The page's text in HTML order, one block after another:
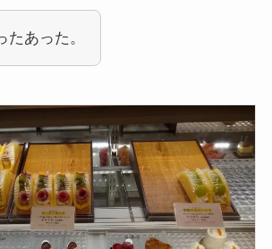
たあった。